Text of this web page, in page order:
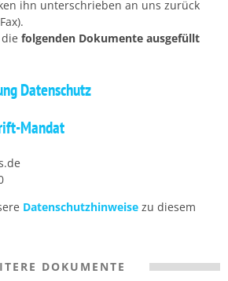
ihn unterschrieben an uns zurück
folgenden Dokumente ausgefüllt
Datenschutz
Mandat
Datenschutzhinweise zu diesem
DOKUMENTE